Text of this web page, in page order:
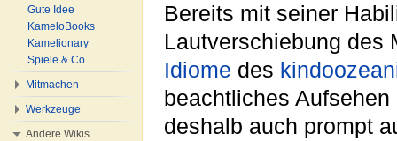
Bereits mit seiner
Lautverschiebung des
Idiome des
beachtliches
deshalb auch prompt
Gute Idee
KameloBooks
Kamelionary
Spiele & Co.
Mitmachen
Werkzeuge
Andere Wikis